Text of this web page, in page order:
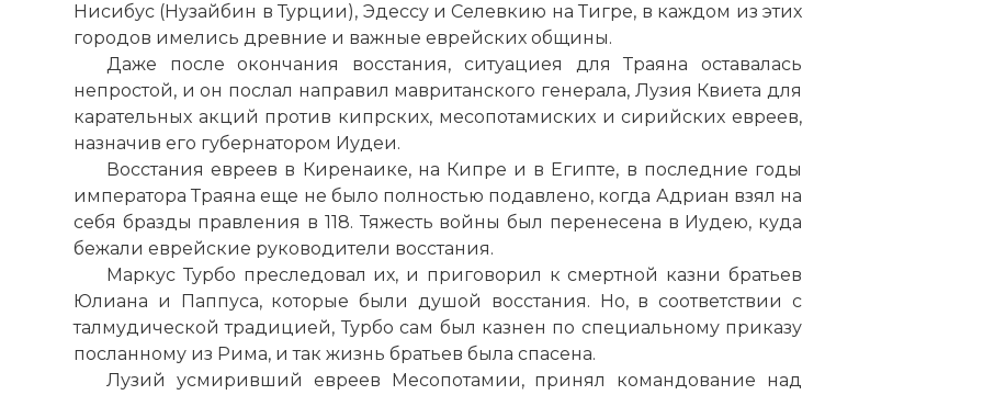
Нисибус (Нузайбин в Турции), Эдессу и Селевкию на Тигре, в каждом из этих
городов имелись древние и важные еврейских общины.
Даже после окончания восстания, ситуациея для Траяна оставалась
непростой, и он послал направил мавританского генерала, Лузия Квиета для
карательных акций против кипрских, месопотамиских и сирийских евреев,
назначив его губернатором Иудеи.
Восстания евреев в Киренаике, на Кипре и в Египте, в последние годы
императора Траяна еще не было полностью подавлено, когда Адриан взял на
себя бразды правления в 118. Тяжесть войны был перенесена в Иудею, куда
бежали еврейские руководители восстания.
Маркус Турбо преследовал их, и приговорил к смертной казни братьев
Юлиана и Паппуса, которые были душой восстания. Но, в соответствии с
талмудической традицией, Турбо сам был казнен по специальному приказу
посланному из Рима, и так жизнь братьев была спасена.
Лузий усмиривший евреев Месопотамии, принял командование над